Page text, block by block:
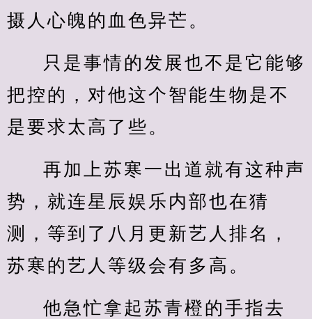
摄人心魄的血色异芒。
只是事情的发展也不是它能够
把控的，对他这个智能生物是不
是要求太高了些。
再加上苏寒一出道就有这种声
势，就连星辰娱乐内部也在猜
测，等到了八月更新艺人排名，
苏寒的艺人等级会有多高。
他急忙拿起苏青橙的手指去